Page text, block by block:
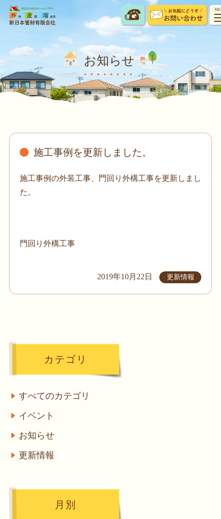
お知らせ
施工事例を更新しました。
施工事例の外装工事、門回り外構工事を更新しまし
た。
門回り外構工事
2019年10月22日 更新情報
カテゴリ
すべてのカテゴリ
イベント
お知らせ
更新情報
月別